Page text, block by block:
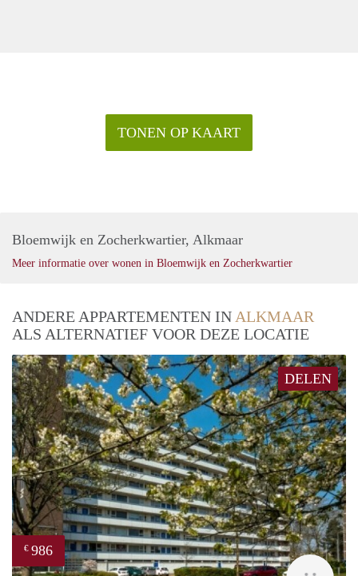
TONEN OP KAART
Bloemwijk en Zocherkwartier, Alkmaar
Meer informatie over wonen in Bloemwijk en Zocherkwartier
ANDERE APPARTEMENTEN IN ALKMAAR
ALS ALTERNATIEF VOOR DEZE LOCATIE
DELEN
€ 986